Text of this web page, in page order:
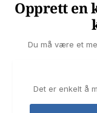
Opprett en
Du må være et
Det er enkelt å